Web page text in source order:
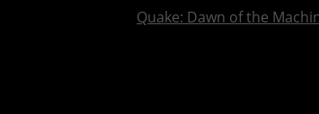
Quake: Dawn of the